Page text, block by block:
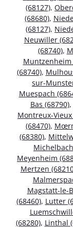
(68127),
(68680),
(68127),
Neuwiller
(68740),
Muntzenheim
(68740),
sur-
Muespach
Bas (68790),
Montreux-Vieux
(68470),
(68380),
Meyenheim
Mertzen
Magstatt-le-
(68460), Lutter
(68280), Linthal